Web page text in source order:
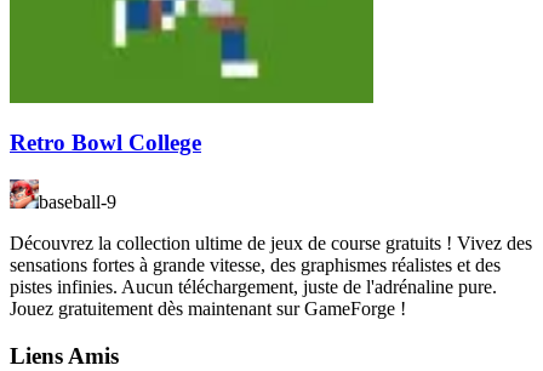
Retro Bowl College
baseball-9
Découvrez la collection ultime de jeux de course gratuits ! Vivez des
sensations fortes à grande vitesse, des graphismes réalistes et des
pistes infinies. Aucun téléchargement, juste de l'adrénaline pure.
Jouez gratuitement dès maintenant sur GameForge !
Liens Amis